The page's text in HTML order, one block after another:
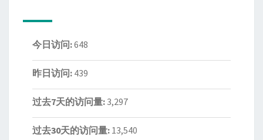
今日访问:648
昨日访问: 439
过去7天的访问量: 3,297
过去30天的访问量: 13,540